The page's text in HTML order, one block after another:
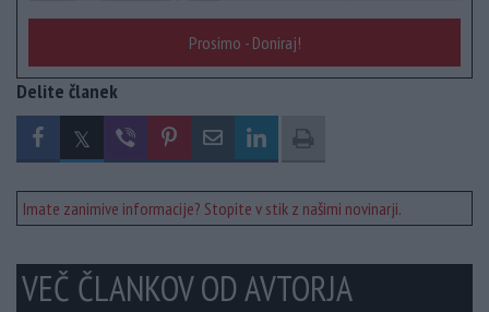
Prosimo - Doniraj!
Delite članek
Imate zanimive informacije? Stopite v stik z našimi novinarji.
VEČ ČLANKOV OD AVTORJA